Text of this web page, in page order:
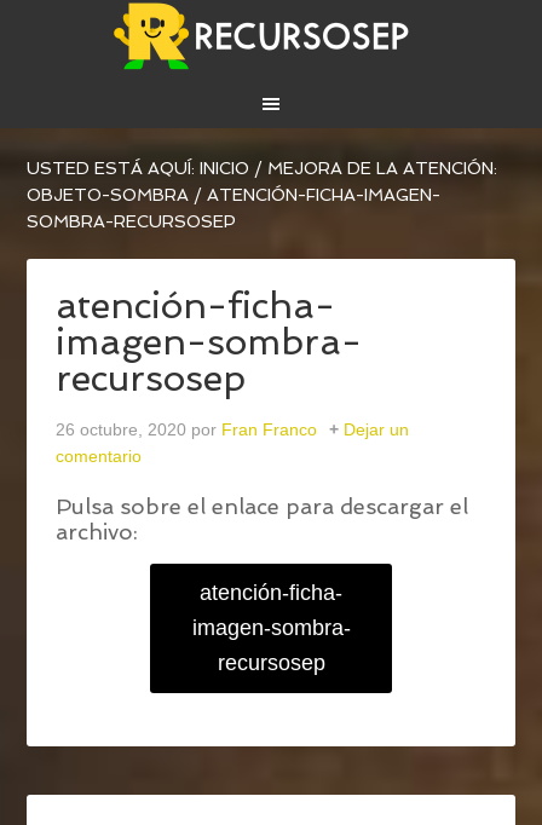
USTED ESTÁ AQUÍ:INICIO / MEJORA DE LA ATENCIÓN:
OBJETO-SOMBRA / ATENCIÓN-FICHA-IMAGEN-
SOMBRA-RECURSOSEP
atención-ficha-
imagen-sombra-
recursosep
26 octubre, 2020 por Fran Franco
Dejar un
comentario
Pulsa sobre el enlace para descargar el
archivo:
atención-ficha-
imagen-sombra-
recursosep